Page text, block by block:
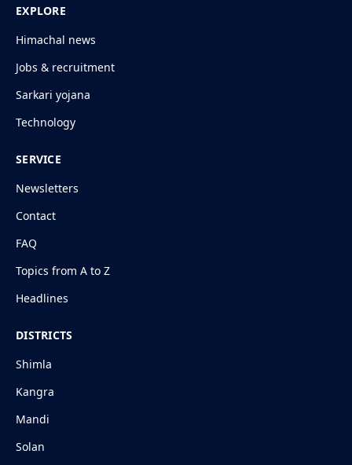
EXPLORE
Himachal news
Jobs & recruitment
Sarkari yojana
Technology
SERVICE
Newsletters
Contact
FAQ
Topics from A to Z
Headlines
DISTRICTS
Shimla
Kangra
Mandi
Solan